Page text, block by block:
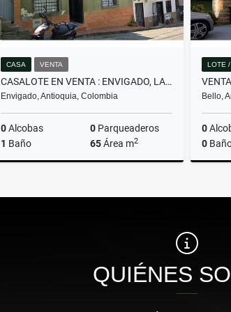
CASA VENTA
CASALOTE EN VENTA : ENVIGADO, LA SEBASTIANA
Envigado, Antioquia, Colombia
0Alcobas 0 Parqueaderos
1 Baño 65Área m2
$430.000.000
LOTE
Bello,
0
0
QUIÉNES